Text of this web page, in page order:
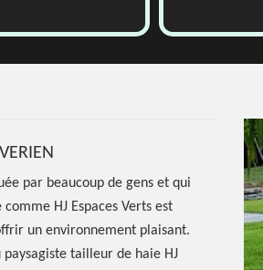
par beaucoup de gens et qui
HJ Espaces Verts est
un environnement plaisant.
tailleur de haie HJ